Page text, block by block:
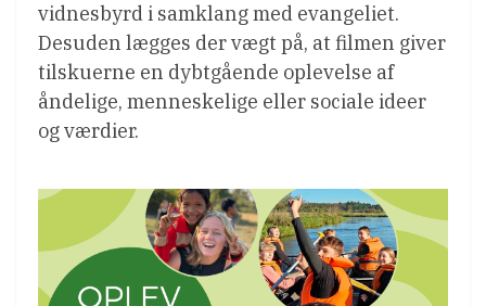
vidnesbyrd i samklang med evangeliet.
Desuden lægges der vægt på, at filmen giver
tilskuerne en dybtgående oplevelse af
åndelige, menneskelige eller sociale ideer
og værdier.